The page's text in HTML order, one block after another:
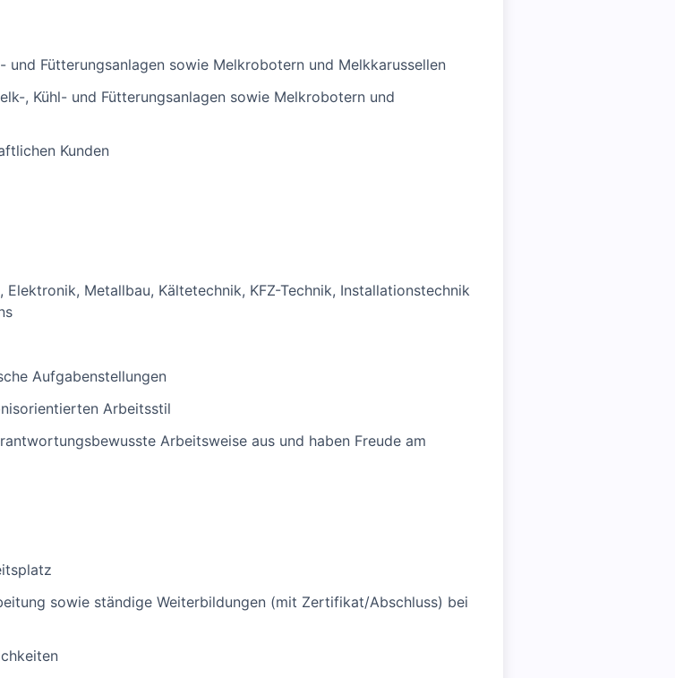
und Fütterungsanlagen sowie Melkrobotern und Melkkarussellen
, Kühl- und Fütterungsanlagen sowie Melkrobotern und
Kunden
Metallbau, Kältetechnik, KFZ-Technik, Installationstechnik
Aufgabenstellungen
Arbeitsstil
Arbeitsweise aus und haben Freude am
sowie ständige Weiterbildungen (mit Zertifikat/Abschluss) bei